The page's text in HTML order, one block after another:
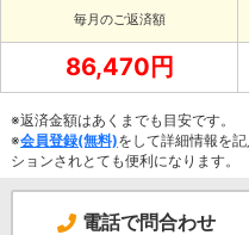
毎月のご返済額
86,470円
※返済金額はあくまでも目安です。
※会員登録(無料)をして詳細情報を
ションされとても便利になります。
電話で問合わせ